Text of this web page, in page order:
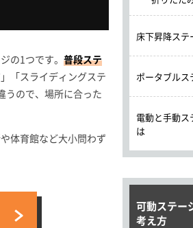
の1つです。 普段ステ
「スライディングステ
うので、場所に合った
体育館など大小問わず
床下昇降ステ
ポータブルス
電動と手動ス
は
可動ステー
考え方